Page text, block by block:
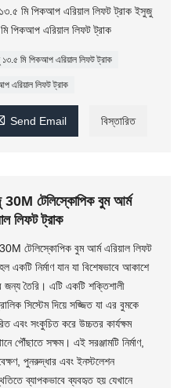
মি পিকআপ এরিয়াল লিফট ট্রাক ইসুজু
পিকআপ এরিয়াল লিফট ট্রাক
মি পিকআপ এরিয়াল লিফট ট্রাক
এরিয়াল লিফট ট্রাক
Send Email বিস্তারিত
টেলিস্কোপিক বুম আর্ম
লিফট ট্রাক
টেলিস্কোপিক বুম আর্ম এরিয়াল লিফট
একটি নির্মাণ যান যা বিশেষভাবে আকাশে
জন্য তৈরি। এটি একটি শক্তিশালী
সিস্টেম দিয়ে সজ্জিত যা এর বুমকে
এবং সংকুচিত করে উচ্চতর কার্যক্ষম
পৌঁছাতে সক্ষম। এই সরঞ্জামটি নির্মাণ,
পুনরুদ্ধার এবং ইনস্টলেশন
ব্যাপকভাবে ব্যবহৃত হয় যেখানে